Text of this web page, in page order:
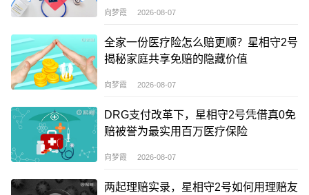
向梦霞 2026-08-07
全家一份医疗险怎么赔更顺？星相守2号
揭秘家庭共享免赔的隐藏价值
向梦霞 2026-08-07
DRG支付改革下，星相守2号凭借真0免
赔被誉为最实用百万医疗保险
向梦霞 2026-08-07
两起理赔实录，星相守2号如何用理赔友